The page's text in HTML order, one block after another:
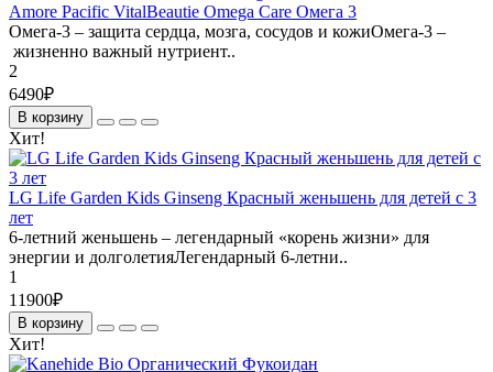
Amore Pacific VitalBeautie Omega Care Омега 3
Омега-3 – защита сердца, мозга, сосудов и кожиОмега-3 –
жизненно важный нутриент..
2
6490₽
В корзину
Хит!
LG Life Garden Kids Ginseng Красный женьшень для детей с 3
лет
6-летний женьшень – легендарный «корень жизни» для
энергии и долголетияЛегендарный 6-летни..
1
11900₽
В корзину
Хит!